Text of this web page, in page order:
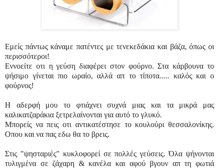
Εμείς πάντως κάναμε πατέντες με τενεκεδάκια και βάζα, όπως οι
περισσότεροι!
Εννοείτε οτι η γεύση διαφέρει στον φούρνο. Στα κάρβουνα το
ψήσιμο γίνεται πιο ωραίο, αλλά απ το τίποτα..... καλός και ο
φούρνος!
Η αδερφή μου το φτιάχνει συχνά μιας και τα μικρά μας
καλικατζαράκια ξετρελαίνονται για αυτό το γλυκό.
Μπορείς να πεις οτι αντικατέστησε το κουλούρι θεσσαλονίκης.
Οπου και να πας εδω θα το βρεις.
Στις "ψησταριές" κυκλοφορεί σε πολλές γεύσεις. Όλα ψήνονται
τυλιγμένα σε ζάχαρη & κανέλα και αφού βγουν απ τη φωτιά